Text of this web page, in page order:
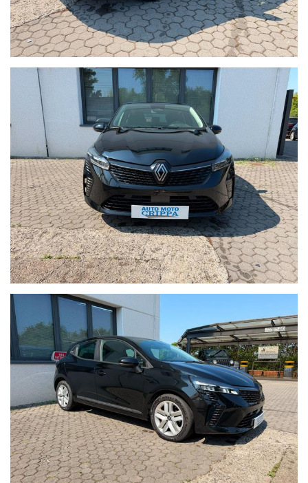
In caso di permuta indicare:
Targa, chilometri, accessori principali e stato della vettura
(meglio se con foto allegate). Con queste informazioni
potremo effettuare una valutazione più accurata.
Contattaci per maggiori informazioni
AUTO MOTO CRIPPA DI CRIPPA GABRIELE
Via IV Novembre, 113, 23891 Barzanò LC
Contattaci tramite Telefono: 039.9210911
Contattaci tramite WhatsApp: +39 3485705308
Tutte le nostre autovetture sono scrupolosamente
controllate dal nostro team di esperti, prima ancora di
essere proposte alla clientela. La provenienza è certificata,
così come il chilometraggio. Tutte le autovetture sono
coperte da garanzia come stabilito per legge.
Lavorando su diversi portali di comparazione annunci e
gestendo tutto tramite un unico sistema di multi-
pubblicazione, nonostante l’attenzione con la quale
cerchiamo di verificare i nostri annunci di vendita, vi
potrebbero essere involontarie incongruenze circa le
dotazioni e gli accessori della vettura, pertanto, che non
rappresentano vincolo contrattuale. Invitiamo pertanto la
gentile clientela a verificare l'equipaggiamento dell’auto
insieme a un Consulente commerciale per fugare eventuali
dubbi circa la dotazione dell’auto inserzionata.